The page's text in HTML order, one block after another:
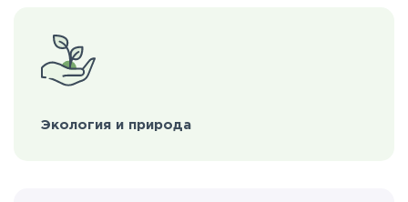
Экология и природа